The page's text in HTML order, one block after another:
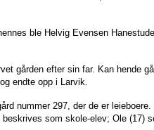
ble Helvig Evensen
gården efter sin far. Kan hende
endte opp i Larvik.
nummer 297, der de er
som skole-elev; Ole (17)